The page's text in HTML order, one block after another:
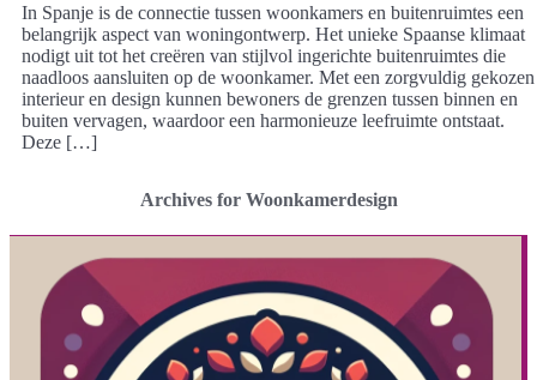
In Spanje is de connectie tussen woonkamers en buitenruimtes een
belangrijk aspect van woningontwerp. Het unieke Spaanse klimaat
nodigt uit tot het creëren van stijlvol ingerichte buitenruimtes die
naadloos aansluiten op de woonkamer. Met een zorgvuldig gekozen
interieur en design kunnen bewoners de grenzen tussen binnen en
buiten vervagen, waardoor een harmonieuze leefruimte ontstaat.
Deze […]
Archives for Woonkamerdesign